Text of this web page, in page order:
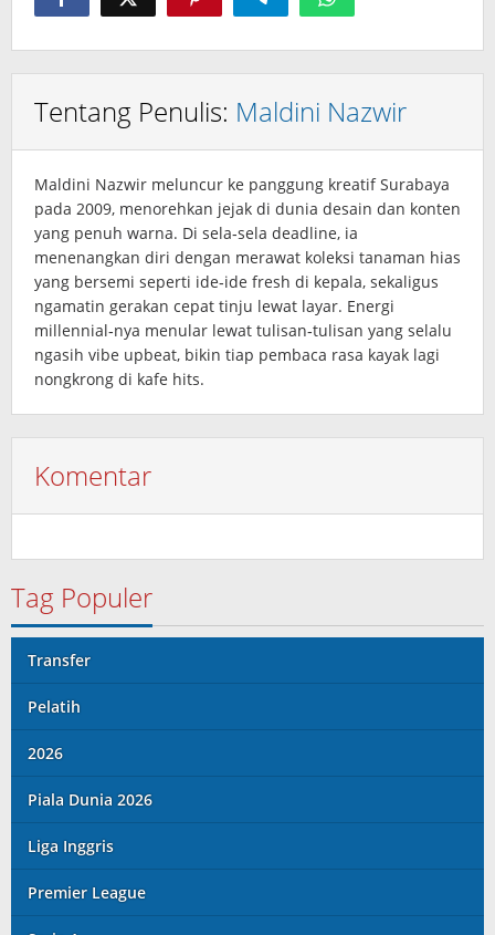
Tentang Penulis: Maldini Nazwir
Maldini Nazwir meluncur ke panggung kreatif Surabaya
pada 2009, menorehkan jejak di dunia desain dan konten
yang penuh warna. Di sela‑sela deadline, ia
menenangkan diri dengan merawat koleksi tanaman hias
yang bersemi seperti ide‑ide fresh di kepala, sekaligus
ngamatin gerakan cepat tinju lewat layar. Energi
millennial‑nya menular lewat tulisan‑tulisan yang selalu
ngasih vibe upbeat, bikin tiap pembaca rasa kayak lagi
nongkrong di kafe hits.
Komentar
Tag Populer
Transfer
Pelatih
2026
Piala Dunia 2026
Liga Inggris
Premier League